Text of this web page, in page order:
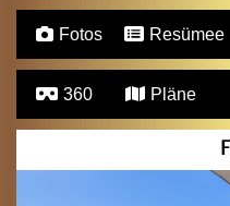
Fotos Resümee
360 Pläne